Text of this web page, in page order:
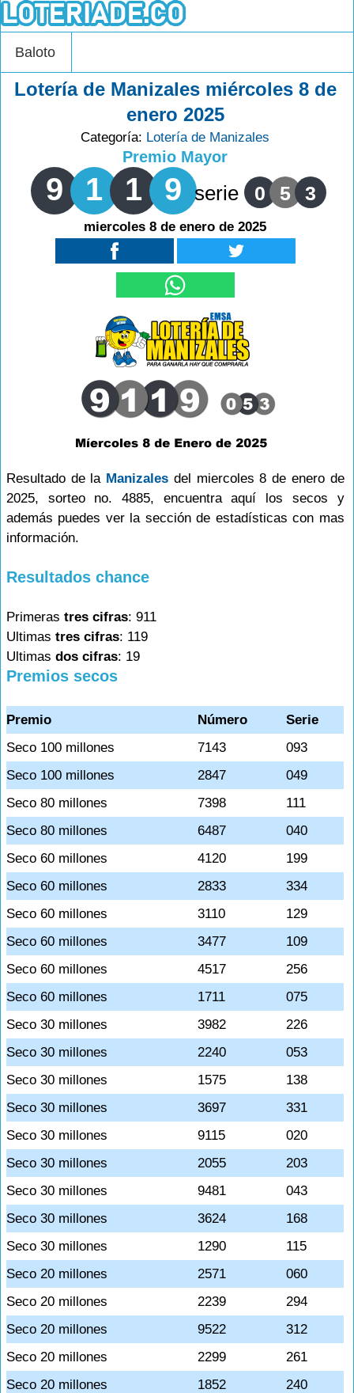
Baloto
Lotería de Manizales miércoles 8 de
enero 2025
Categoría: Lotería de Manizales
Premio Mayor
9 1 1 9 serie 0 5 3
miercoles 8 de enero de 2025
Resultado de la Manizales del miercoles 8 de enero de
2025, sorteo no. 4885, encuentra aquí los secos y
además puedes ver la sección de estadísticas con mas
información.
Resultados chance
Primeras tres cifras: 911
Ultimas tres cifras: 119
Ultimas dos cifras: 19
Premios secos
Premio Número
Serie
Seco 100 millones
7143
093
Seco 100 millones
2847
049
Seco 80 millones
7398
111
Seco 80 millones
6487
040
Seco 60 millones
4120
199
Seco 60 millones
2833
334
Seco 60 millones
3110
129
Seco 60 millones
3477
109
Seco 60 millones
4517
256
Seco 60 millones
1711
075
Seco 30 millones
3982
226
Seco 30 millones
2240
053
Seco 30 millones
1575
138
Seco 30 millones
3697
331
Seco 30 millones
9115
020
Seco 30 millones
2055
203
Seco 30 millones
9481
043
Seco 30 millones
3624
168
Seco 30 millones
1290
115
Seco 20 millones
2571
060
Seco 20 millones
2239
294
Seco 20 millones
9522
312
Seco 20 millones
2299
261
Seco 20 millones
1852
240